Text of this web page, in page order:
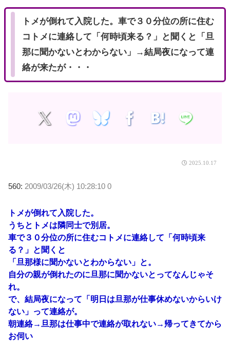
トメが倒れて入院した。車で３０分位の所に住む
コトメに連絡して「何時頃来る？」と聞くと「旦
那に聞かないとわからない」→結局夜になって連
絡が来たが・・・
2025.10.17
560: 2009/03/26(木) 10:28:10 0
トメが倒れて入院した。
うちとトメは隣同士で別居。
車で３０分位の所に住むコトメに連絡して「何時頃来
る？」と聞くと
「旦那様に聞かないとわからない」と。
自分の親が倒れたのに旦那に聞かないとってなんじゃそ
れ。
で、結局夜になって「明日は旦那が仕事休めないからいけ
ない」って連絡が。
朝連絡→旦那は仕事中で連絡が取れない→帰ってきてから
お伺い